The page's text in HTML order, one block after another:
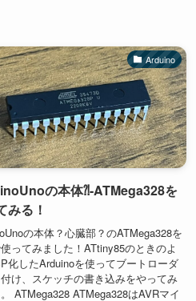
Arduino
の本体⁈-ATMega328を
みる！
の本体？心臓部？のATMega328を
ってみました！ATtiny85のときのよ
化したArduinoを使ってブートローダ
け、スケッチの書き込みをやってみ
ATMega328 ATMega328はAVRマイ